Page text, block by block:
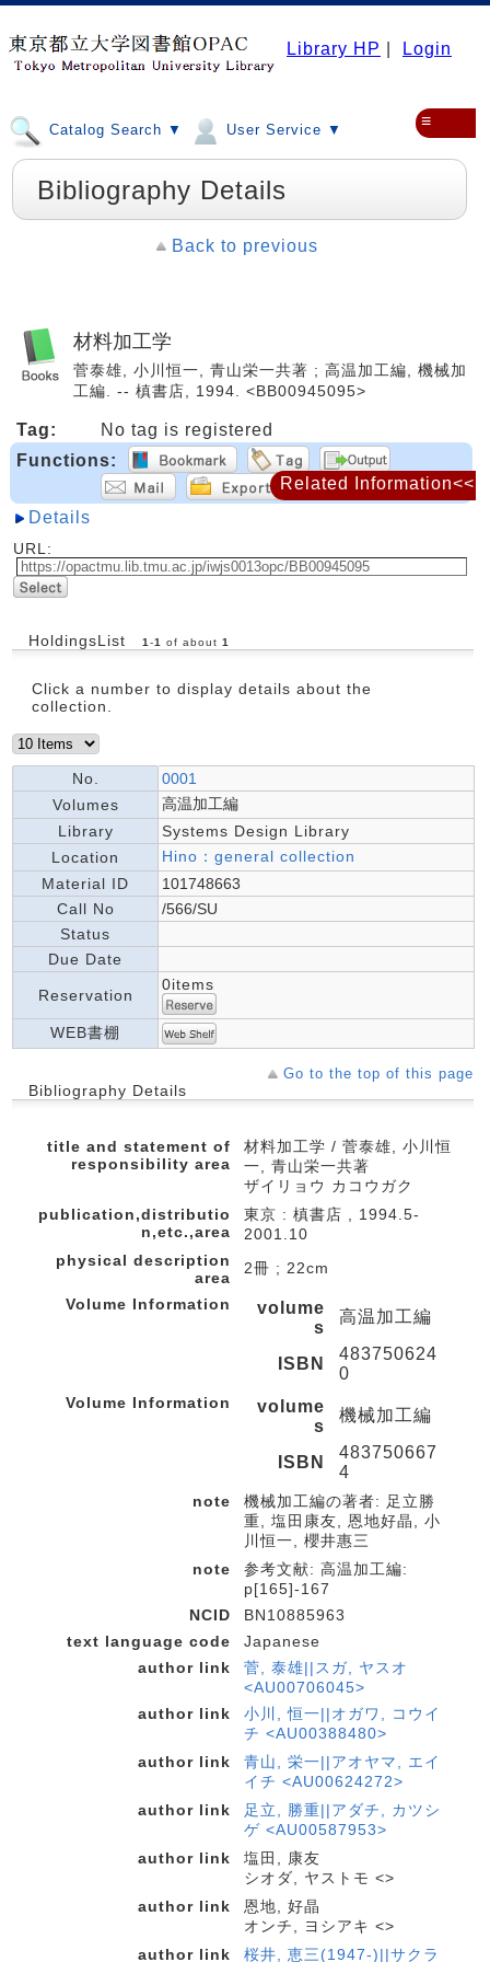
Library HP Login
Catalog Search ▼ User Service ▼ ≡
Bibliography Details
Back to previous
材料加工学
菅泰雄, 小川恒一, 青山栄一共著 ; 高温加工編, 機械加
工編. -- 槙書店, 1994. <BB00945095>
Tag:
No tag is registered
Functions:
Details
URL:
HoldingsList 1 -1 of about 1
Click a number to display details about the
collection.
No.
0001
Volumes
高温加工編
Library
Systems Design Library
Location
Hino：general collection
Material ID
101748663
Call No
/566/SU
Status
Due Date
Reservation
0items
WEB書棚
Go to the top of this page
Bibliography Details
title and statement of
responsibility area
材料加工学 / 菅泰雄, 小川恒
一, 青山栄一共著
ザイリョウ カコウガク
publication,distributio
n,etc.,area
東京 : 槙書店 , 1994.5-
2001.10
physical description
area
2冊 ; 22cm
Volume Information
volume
s
高温加工編
ISBN
483750624
0
Volume Information
volume
s
機械加工編
ISBN
483750667
4
note
機械加工編の著者: 足立勝
重, 塩田康友, 恩地好晶, 小
川恒一, 櫻井惠三
note
参考文献: 高温加工編:
p[165]-167
NCID
BN10885963
text language code
Japanese
author link
菅, 泰雄||スガ, ヤスオ
<AU00706045>
author link
小川, 恒一||オガワ, コウイ
チ <AU00388480>
author link
青山, 栄一||アオヤマ, エイ
イチ <AU00624272>
author link
足立, 勝重||アダチ, カツシ
ゲ <AU00587953>
author link
塩田, 康友
シオダ, ヤストモ <>
author link
恩地, 好晶
オンチ, ヨシアキ <>
author link
桜井, 恵三(1947-)||サクラ
Related Information<<